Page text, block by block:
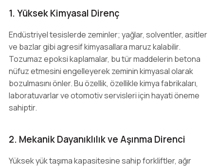
1. Yüksek Kimyasal Direnç
Endüstriyel tesislerde zeminler; yağlar, solventler, asitler
ve bazlar gibi agresif kimyasallara maruz kalabilir.
Tozumaz epoksi kaplamalar, bu tür maddelerin betona
nüfuz etmesini engelleyerek zeminin kimyasal olarak
bozulmasını önler. Bu özellik, özellikle kimya fabrikaları,
laboratuvarlar ve otomotiv servisleri için hayati öneme
sahiptir.
2. Mekanik Dayanıklılık ve Aşınma Direnci
Yüksek yük taşıma kapasitesine sahip forkliftler, ağır